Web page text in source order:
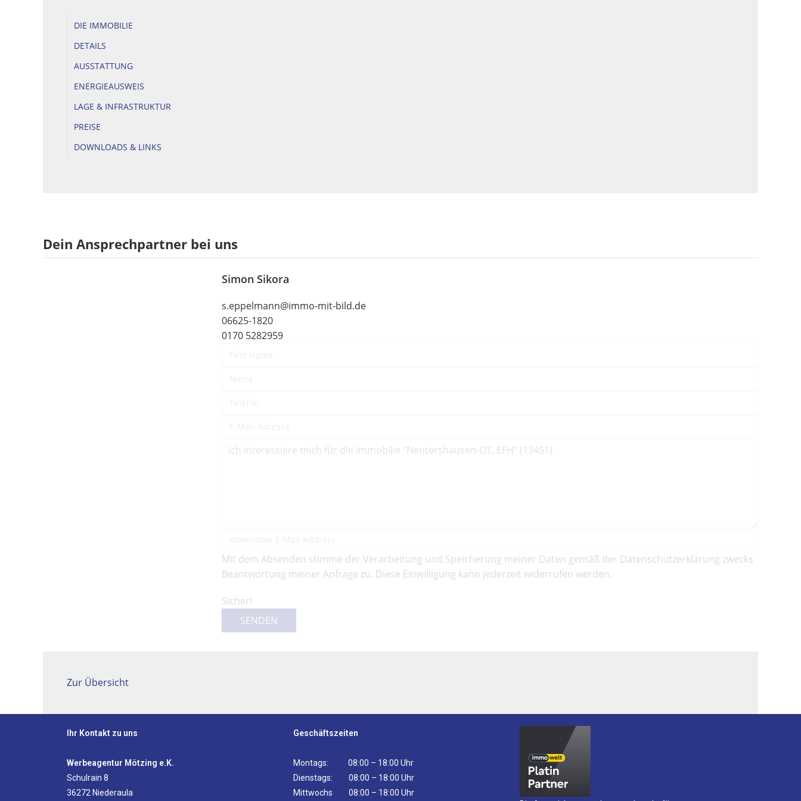
DIE IMMOBILIE
DETAILS
AUSSTATTUNG
ENERGIEAUSWEIS
LAGE & INFRASTRUKTUR
PREISE
DOWNLOADS & LINKS
Dein Ansprechpartner bei uns
Simon Sikora
s.eppelmann@immo-mit-bild.de
06625-1820
0170 5282959
Mit dem Absenden stimme der Verarbeitung und Speicherung meiner Daten gemäß der Datenschutzerklärung zwecks
Beantwortung meiner Anfrage zu. Diese Einwilligung kann jederzeit widerrufen werden.
Sicher!
SENDEN
Zur Übersicht
Ihr Kontakt zu uns
Werbeagentur Mötzing e.K.
Schulrain 8
36272 Niederaula
Geschäftszeiten
Montags: 08:00 – 18:00 Uhr
Dienstags: 08:00 – 18:00 Uhr
Mittwochs 08:00 – 18:00 Uhr